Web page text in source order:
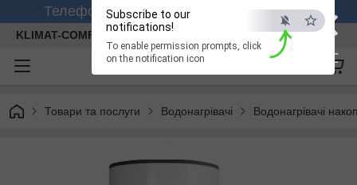
×
ESC
Subscribe to our
notifications!
To enable permission prompts, click
on the notification icon
Телефонуйте +380 (99) 158-26-56 (viber)
KLIMAT-COMFORT
Товари та послуги Водонагрівачі Водонагрівачі